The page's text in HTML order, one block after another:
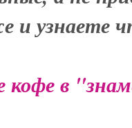
и узнаете
кофе в